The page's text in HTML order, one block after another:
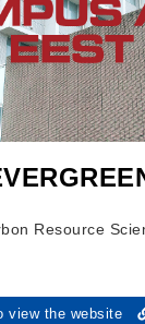
Resource
view the website